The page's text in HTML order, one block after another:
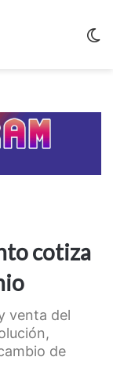
cotiza
venta del
de